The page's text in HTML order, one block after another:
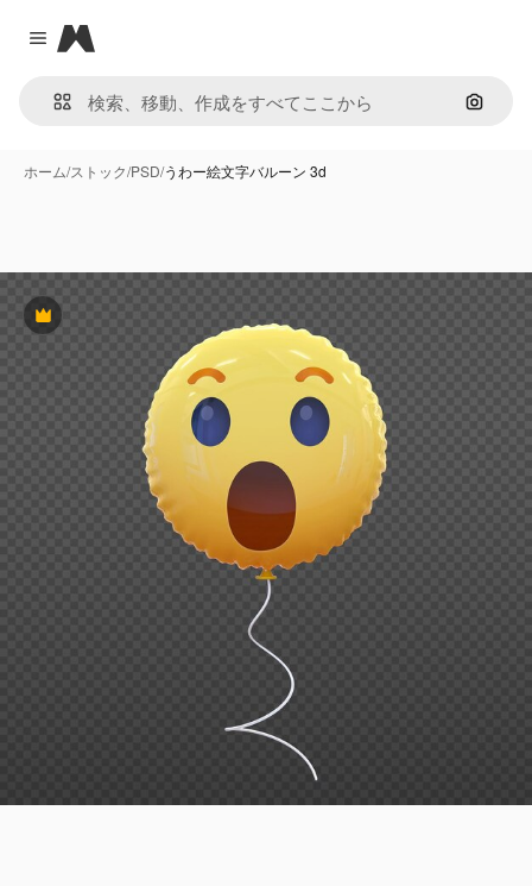
Close menu
Magnific
画像で
ホーム/ストック/PSD/うわー絵文字バルーン 3d
Premium